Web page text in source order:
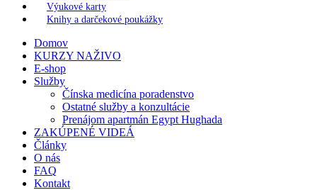
Výukové karty
Knihy a darčekové poukážky
Domov
KURZY NAŽIVO
E-shop
Služby
Čínska medicína poradenstvo
Ostatné služby a konzultácie
Prenájom apartmán Egypt Hughada
ZAKÚPENÉ VIDEÁ
Články
O nás
FAQ
Kontakt